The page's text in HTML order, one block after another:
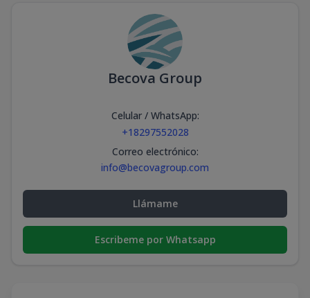
Becova Group
Celular / WhatsApp:
+18297552028
Correo electrónico:
info@becovagroup.com
Llámame
Escribeme por Whatsapp